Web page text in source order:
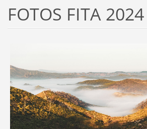
FOTOS FITA 2024